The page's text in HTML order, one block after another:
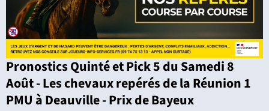
Pronostics Quinté et Pick 5 du Samedi 8
Août - Les chevaux repérés de la Réunion 1
PMU à Deauville - Prix de Bayeux